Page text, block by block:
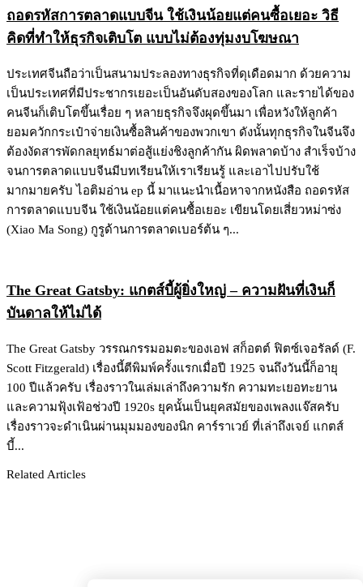
ถอดรหัสการตลาดแบบจีน ใช้เงินน้อยแต่คนซื้อเยอะ วิธี
คิดที่ทำให้ธุรกิจเติบโต แบบไม่ต้องทุ่มงบโฆษณา
ประเทศจีนถือว่าเป็นสนามประลองทางธุรกิจที่ดุเดือดมาก ด้วยความ
เป็นประเทศที่มีประชากรเยอะเป็นอันดับสองของโลก และรายได้ของ
คนจีนก็เติบโตขึ้นเรื่อย ๆ หลายธุรกิจจึงผุดขึ้นมา เพื่อหวังให้ลูกค้า
ยอมควักกระเป๋าจ่ายเงินซื้อสินค้าของพวกเขา ดังนั้นทุกธุรกิจในจีนจึง
ต้องงัดสารพัดกลยุทธ์มาต่อสู้แย่งชิงลูกค้ากัน ผิดพลาดบ้าง สำเร็จบ้าง
จนการตลาดแบบจีนมีบทเรียนให้เราเรียนรู้ และเอาไปปรับใช้
มากมายครับ ไอติมอ่าน ep นี้ มาแนะนำเนื้อหาจากหนังสือ ถอดรหัส
การตลาดแบบจีน ใช้เงินน้อยแต่คนซื้อเยอะ เขียนโดยเสี่ยวหม่าซ่ง
(Xiao Ma Song) กูรูด้านการตลาดเบอร์ต้น ๆ...
The Great Gatsby: แกตส์บี้ผู้ยิ่งใหญ่ – ความฝันที่เงินก็
บันดาลให้ไม่ได้
The Great Gatsby วรรณกรรมอมตะของเอฟ สก็อตต์ ฟิตซ์เจอรัลด์ (F.
Scott Fitzgerald) เรื่องนี้ตีพิมพ์ครั้งแรกเมื่อปี 1925 จนถึงวันนี้ก็อายุ
100 ปีแล้วครับ เรื่องราวในเล่มเล่าถึงความรัก ความทะเยอทะยาน
และความฟุ้งเฟ้อช่วงปี 1920s ยุคนั้นเป็นยุคสมัยของเพลงแจ๊สครับ
เรื่องราวจะดำเนินผ่านมุมมองของนิก คาร์ราเวย์ ที่เล่าถึงเจย์ แกตส์
บี้...
Related Articles